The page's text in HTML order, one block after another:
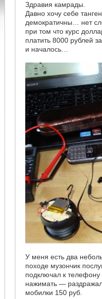
Здравия камрады.
Давно хочу себе
демократичны… нет
при том что курс
платить 8000 рублей
и началось…
У меня есть два
походе музончик
подключал к
нажимать —
мобилки 150 руб.